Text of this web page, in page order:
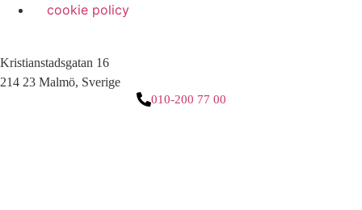
cookie policy
Kristianstadsgatan 16
214 23 Malmö, Sverige
010-200 77 00